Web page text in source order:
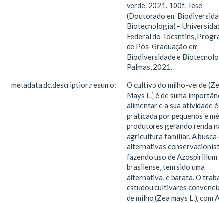
verde. 2021. 100f. Tese
(Doutorado em
Biotecnologia) –
Federal do Tocantins,
de Pós-Graduação em
Biodiversidade e
Palmas, 2021.
metadata.dc.description.resumo:
O cultivo do milho-verde
Mays L.) é de suma
alimentar e a sua atividade é
praticada por pequenos e
produtores gerando renda
agricultura familiar. A busca
alternativas
fazendo uso de Azospirillum
brasilense, tem sido uma
alternativa, e barata. O
estudou cultivares
de milho (Zea mays L.), com